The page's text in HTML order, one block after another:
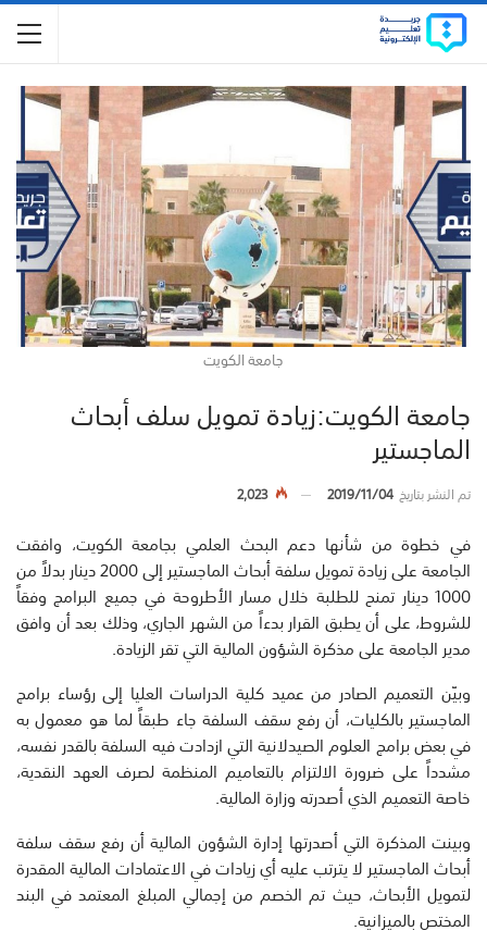
جامعة الكويت
جامعة الكويت:زيادة تمويل سلف أبحاث
الماجستير
تم النشر بتاريخ2019/11/04
2,023
في خطوة من شأنها دعم البحث العلمي بجامعة الكويت، وافقت
الجامعة على زيادة تمويل سلفة أبحاث الماجستير إلى 2000 دينار بدلاً من
1000 دينار تمنح للطلبة خلال مسار الأطروحة في جميع البرامج وفقاً
للشروط، على أن يطبق القرار بدءاً من الشهر الجاري، وذلك بعد أن وافق
مدير الجامعة على مذكرة الشؤون المالية التي تقر الزيادة.
وبيّن التعميم الصادر من عميد كلية الدراسات العليا إلى رؤساء برامج
الماجستير بالكليات، أن رفع سقف السلفة جاء طبقاً لما هو معمول به
في بعض برامج العلوم الصيدلانية التي ازدادت فيه السلفة بالقدر نفسه،
مشدداً على ضرورة الالتزام بالتعاميم المنظمة لصرف العهد النقدية،
خاصة التعميم الذي أصدرته وزارة المالية.
وبينت المذكرة التي أصدرتها إدارة الشؤون المالية أن رفع سقف سلفة
أبحاث الماجستير لا يترتب عليه أي زيادات في الاعتمادات المالية المقدرة
لتمويل الأبحاث، حيث تم الخصم من إجمالي المبلغ المعتمد في البند
المختص بالميزانية.